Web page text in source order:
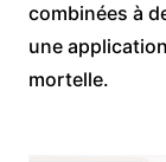
combinées à
une
mortelle.